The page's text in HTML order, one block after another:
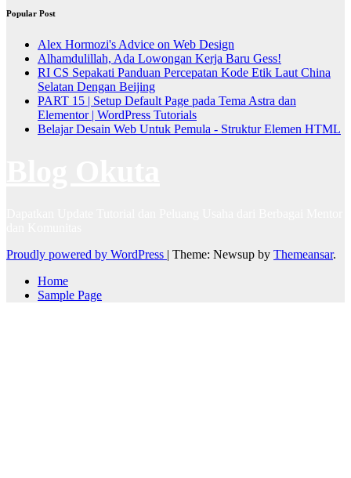
Popular Post
Alex Hormozi's Advice on Web Design
Alhamdulillah, Ada Lowongan Kerja Baru Gess!
RI CS Sepakati Panduan Percepatan Kode Etik Laut China
Selatan Dengan Beijing
PART 15 | Setup Default Page pada Tema Astra dan
Elementor | WordPress Tutorials
Belajar Desain Web Untuk Pemula - Struktur Elemen HTML
Proudly powered by WordPress | Theme: Newsup by Themeansar.
Home
Sample Page